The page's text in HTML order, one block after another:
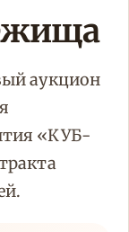
аукцион
«КУБ-